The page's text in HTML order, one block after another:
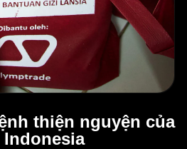
thiện nguyện của